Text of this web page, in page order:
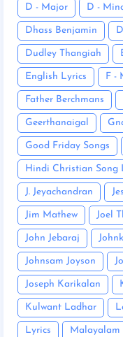
D - Major D -
Dhass Benjamin
Dudley Thangiah
English Lyrics F -
Father Berchmans
Geerthanaigal
Good Friday Songs
Hindi Christian Song
J. Jeyachandran
Jim Mathew Joel
John Jebaraj
Johnsam Joyson
Joseph Karikalan
Kulwant Ladhar
Lyrics Malayalam